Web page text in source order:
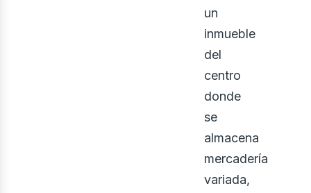
un
inmueble
del
centro
donde
se
almacena
mercadería
variada,